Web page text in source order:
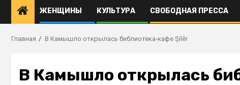
ЖЕНЩИНЫ КУЛЬТУРА СВОБОДНАЯ ПРЕССА
Главная В Камышло открылась библиотека-кафе Şilêr
В Камышло открылась